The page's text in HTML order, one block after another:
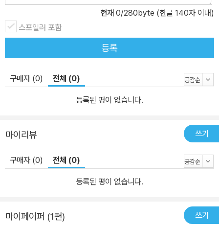
현재 0/280byte (한글 140자 이내)
스포일러 포함
등록
구매자 (0) 전체 (0)
등록된 평이 없습니다.
마이리뷰 쓰기
구매자 (0) 전체 (0)
등록된 평이 없습니다.
마이페이퍼 (1편) 쓰기